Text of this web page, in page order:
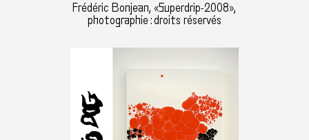
Frédéric Bonjean, «Superdrip-2008»,
photographie : droits réservés